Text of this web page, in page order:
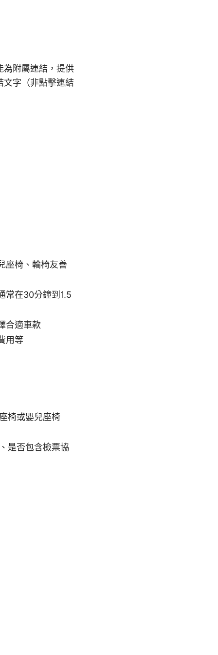
為附屬連結，提供
文字（非點擊連結
座椅、輪椅友善
常在30分鐘到1.5
合適車款
用等
椅或嬰兒座椅
是否包含檢票協